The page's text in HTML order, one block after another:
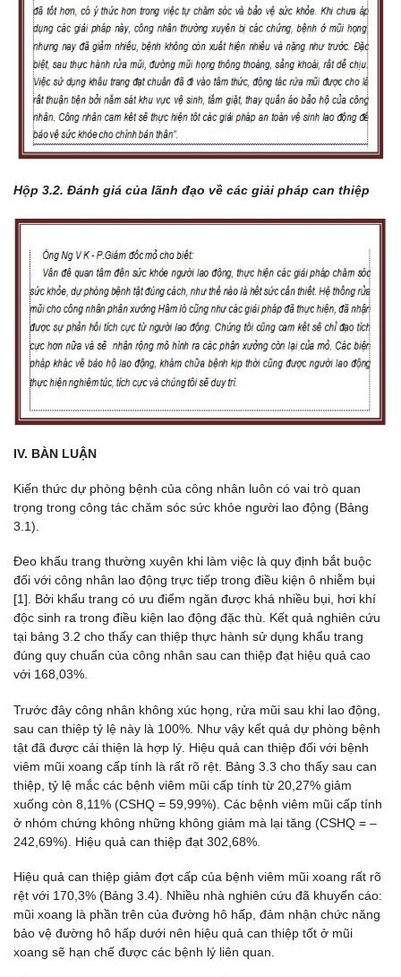
Hộp 3.2. Đánh giá của lãnh đạo về các giải pháp can thiệp
IV. BÀN LUẬN
Kiến thức dự phòng bệnh của công nhân luôn có vai trò quan
trọng trong công tác chăm sóc sức khỏe người lao động (Bảng
3.1).
Đeo khẩu trang thường xuyên khi làm việc là quy định bắt buộc
đối với công nhân lao động trực tiếp trong điều kiện ô nhiễm bụi
[1]. Bởi khẩu trang có ưu điểm ngăn được khá nhiều bụi, hơi khí
độc sinh ra trong điều kiện lao động đặc thù. Kết quả nghiên cứu
tại bảng 3.2 cho thấy can thiệp thực hành sử dụng khẩu trang
đúng quy chuẩn của công nhân sau can thiệp đạt hiệu quả cao
với 168,03%.
Trước đây công nhân không xúc họng, rửa mũi sau khi lao động,
sau can thiệp tỷ lệ này là 100%. Như vậy kết quả dự phòng bệnh
tật đã được cải thiện là hợp lý. Hiệu quả can thiệp đối với bệnh
viêm mũi xoang cấp tính là rất rõ rệt. Bảng 3.3 cho thấy sau can
thiệp, tỷ lệ mắc các bệnh viêm mũi cấp tính từ 20,27% giảm
xuống còn 8,11% (CSHQ = 59,99%). Các bệnh viêm mũi cấp tính
ở nhóm chứng không những không giảm mà lại tăng (CSHQ = –
242,69%). Hiệu quả can thiệp đạt 302,68%.
Hiệu quả can thiệp giảm đợt cấp của bệnh viêm mũi xoang rất rõ
rệt với 170,3% (Bảng 3.4). Nhiều nhà nghiên cứu đã khuyến cáo:
mũi xoang là phần trên của đường hô hấp, đảm nhận chức năng
bảo vệ đường hô hấp dưới nên hiệu quả can thiệp tốt ở mũi
xoang sẽ hạn chế được các bệnh lý liên quan.